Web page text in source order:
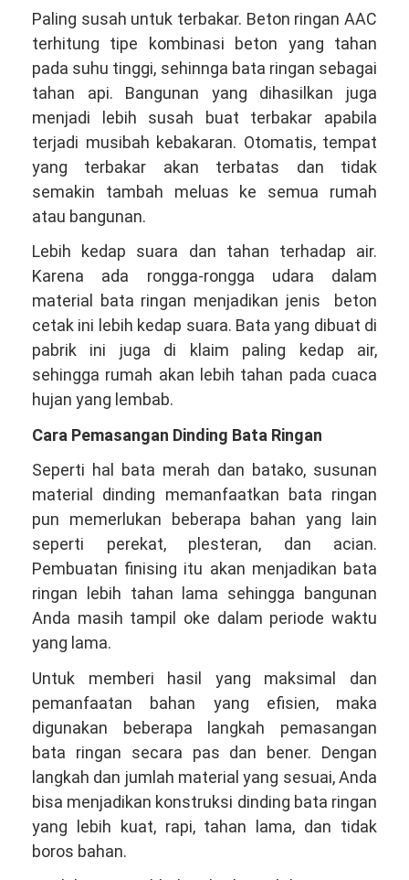
Paling susah untuk terbakar. Beton ringan AAC
terhitung tipe kombinasi beton yang tahan
pada suhu tinggi, sehinnga bata ringan sebagai
tahan api. Bangunan yang dihasilkan juga
menjadi lebih susah buat terbakar apabila
terjadi musibah kebakaran. Otomatis, tempat
yang terbakar akan terbatas dan tidak
semakin tambah meluas ke semua rumah
atau bangunan.
Lebih kedap suara dan tahan terhadap air.
Karena ada rongga-rongga udara dalam
material bata ringan menjadikan jenis beton
cetak ini lebih kedap suara. Bata yang dibuat di
pabrik ini juga di klaim paling kedap air,
sehingga rumah akan lebih tahan pada cuaca
hujan yang lembab.
Cara Pemasangan Dinding Bata Ringan
Seperti hal bata merah dan batako, susunan
material dinding memanfaatkan bata ringan
pun memerlukan beberapa bahan yang lain
seperti perekat, plesteran, dan acian.
Pembuatan finising itu akan menjadikan bata
ringan lebih tahan lama sehingga bangunan
Anda masih tampil oke dalam periode waktu
yang lama.
Untuk memberi hasil yang maksimal dan
pemanfaatan bahan yang efisien, maka
digunakan beberapa langkah pemasangan
bata ringan secara pas dan bener. Dengan
langkah dan jumlah material yang sesuai, Anda
bisa menjadikan konstruksi dinding bata ringan
yang lebih kuat, rapi, tahan lama, dan tidak
boros bahan.